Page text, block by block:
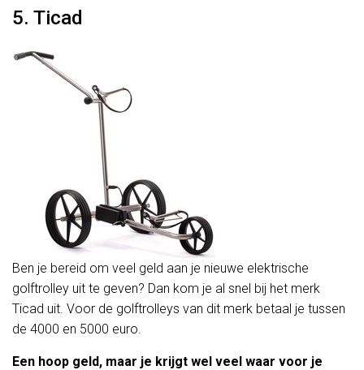
5. Ticad
Ben je bereid om veel geld aan je nieuwe elektrische
golftrolley uit te geven? Dan kom je al snel bij het merk
Ticad uit. Voor de golftrolleys van dit merk betaal je tussen
de 4000 en 5000 euro.
Een hoop geld, maar je krijgt wel veel waar voor je